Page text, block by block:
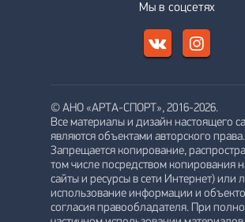
Мы в соцсетях
© АНО «АРТА-СПОРТ», 2016-2026.
Все материалы и дизайн настоящего
являются объектами авторского права.
Запрещается копирование,
том числе посредством копирования
сайты и ресурсы в сети Интернет) или
использование информации и
согласия правообладателя. При